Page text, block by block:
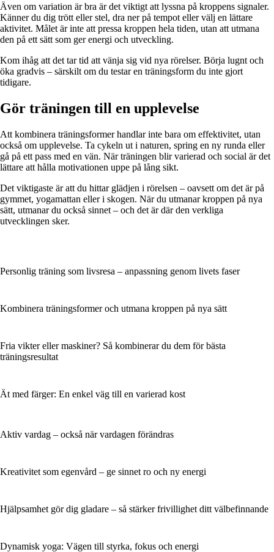
Även om variation är bra är det viktigt att lyssna på kroppens signaler.
Känner du dig trött eller stel, dra ner på tempot eller välj en lättare
aktivitet. Målet är inte att pressa kroppen hela tiden, utan att utmana
den på ett sätt som ger energi och utveckling.
Kom ihåg att det tar tid att vänja sig vid nya rörelser. Börja lugnt och
öka gradvis – särskilt om du testar en träningsform du inte gjort
tidigare.
Gör träningen till en upplevelse
Att kombinera träningsformer handlar inte bara om effektivitet, utan
också om upplevelse. Ta cykeln ut i naturen, spring en ny runda eller
gå på ett pass med en vän. När träningen blir varierad och social är det
lättare att hålla motivationen uppe på lång sikt.
Det viktigaste är att du hittar glädjen i rörelsen – oavsett om det är på
gymmet, yogamattan eller i skogen. När du utmanar kroppen på nya
sätt, utmanar du också sinnet – och det är där den verkliga
utvecklingen sker.
Personlig träning som livsresa – anpassning genom livets faser
Kombinera träningsformer och utmana kroppen på nya sätt
Fria vikter eller maskiner? Så kombinerar du dem för bästa
träningsresultat
Ät med färger: En enkel väg till en varierad kost
Aktiv vardag – också när vardagen förändras
Kreativitet som egenvård – ge sinnet ro och ny energi
Hjälpsamhet gör dig gladare – så stärker frivillighet ditt välbefinnande
Dynamisk yoga: Vägen till styrka, fokus och energi